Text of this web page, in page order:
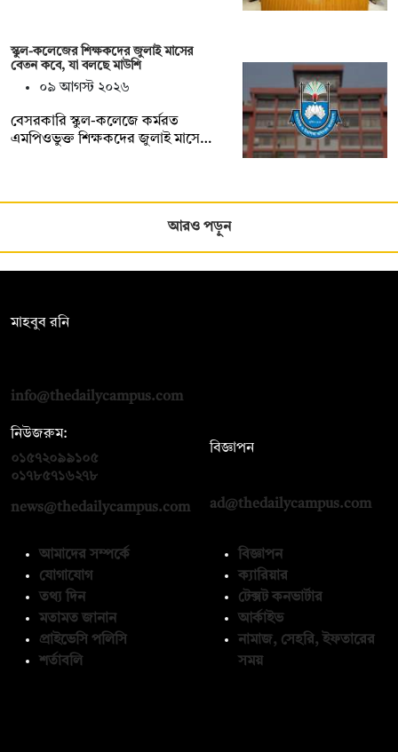
স্কুল-কলেজের শিক্ষকদের জুলাই মাসের
বেতন কবে, যা বলছে মাউশি
০৯ আগস্ট ২০২৬
বেসরকারি স্কুল-কলেজে কর্মরত
এমপিওভুক্ত শিক্ষকদের জুলাই মাসে…
আরও পড়ুন
মাহবুব রনি
info@thedailycampus.com
নিউজরুম:
০১৫৭২০৯৯১০৫
০১৭৮৫৭১৬২৭৮
news@thedailycampus.com
বিজ্ঞাপন
ad@thedailycampus.com
আমাদের সম্পর্কে
যোগাযোগ
তথ্য দিন
মতামত জানান
প্রাইভেসি পলিসি
শর্তাবলি
বিজ্ঞাপন
ক্যারিয়ার
টেক্সট কনভার্টার
আর্কাইভ
নামাজ, সেহরি, ইফতারের
সময়